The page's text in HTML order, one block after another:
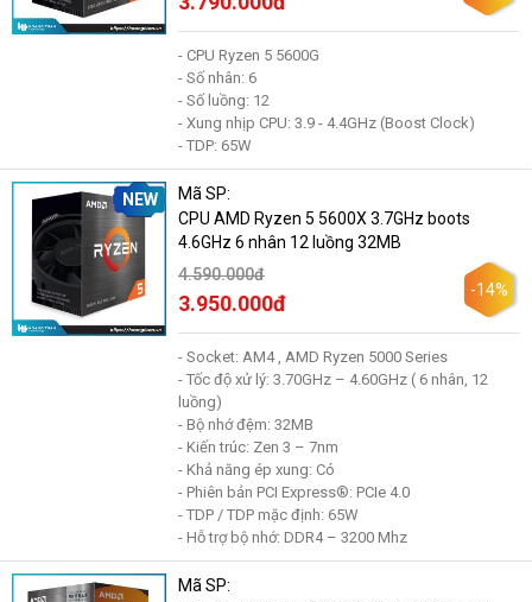
- CPU Ryzen 5 5600G
- Số nhân: 6
- Số luồng: 12
- Xung nhịp CPU: 3.9 - 4.4GHz (Boost Clock)
- TDP: 65W
NEW
Mã SP:
CPU AMD Ryzen 5 5600X 3.7GHz boots
4.6GHz 6 nhân 12 luồng 32MB
4.590.000đ
3.950.000đ
-14%
- Socket: AM4 , AMD Ryzen 5000 Series
- Tốc độ xử lý: 3.70GHz – 4.60GHz ( 6 nhân, 12
luồng)
- Bộ nhớ đệm: 32MB
- Kiến trúc: Zen 3 – 7nm
- Khả năng ép xung: Có
- Phiên bản PCI Express®: PCIe 4.0
- TDP / TDP mặc định: 65W
- Hỗ trợ bộ nhớ: DDR4 – 3200 Mhz
Mã SP: